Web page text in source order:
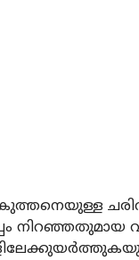
കുത്തനെയുള്ള
നിറഞ്ഞതുമായ